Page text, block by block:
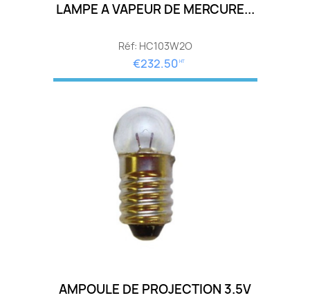
LAMPE A VAPEUR DE MERCURE...
Réf: HC103W2O
€232.50 HT
AMPOULE DE PROJECTION 3.5V